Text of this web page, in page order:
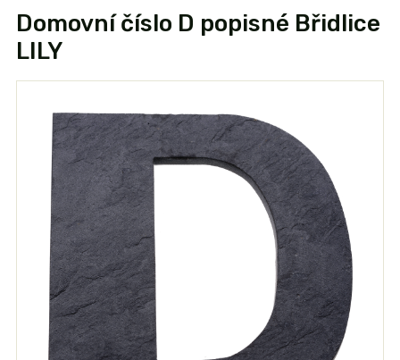
Domovní číslo D popisné Břidlice
LILY